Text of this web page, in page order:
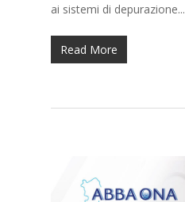
ai sistemi di depurazione...
Read More